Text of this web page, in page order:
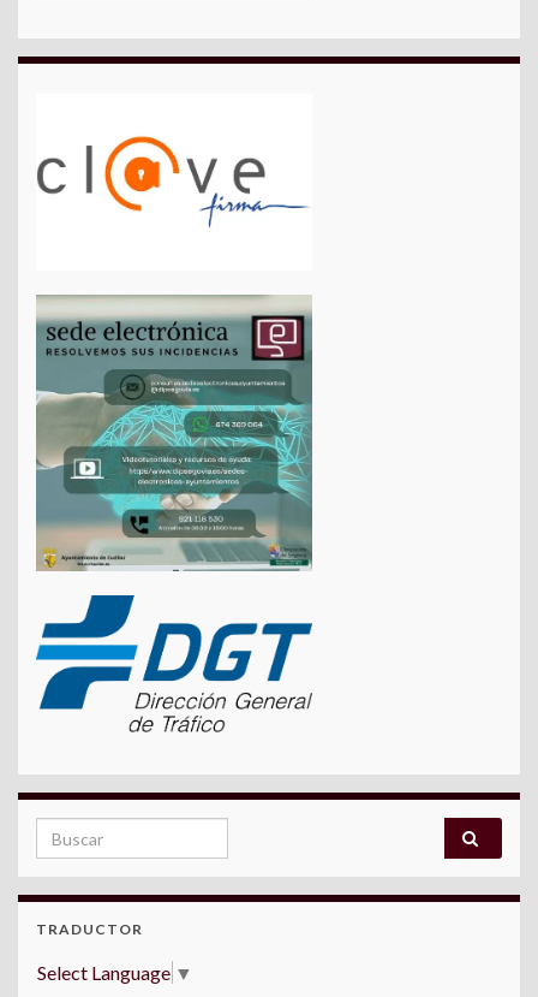
Search for:
TRADUCTOR
Select Language ▼